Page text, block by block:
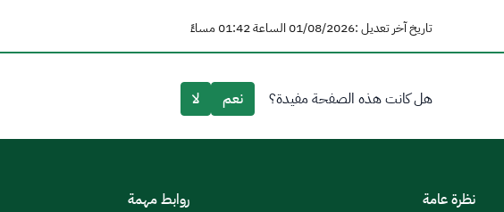
تاريخ آخر تعديل :01/08/2026 الساعة 01:42 مساءً
هل كانت هذه الصفحة مفيدة؟ نعم لا
نظرة عامة روابط مهمة